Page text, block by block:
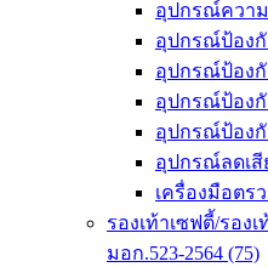
อุปกรณ์ควา
อุปกรณ์ป้องกั
อุปกรณ์ป้องกั
อุปกรณ์ป้อง
อุปกรณ์ป้อง
อุปกรณ์ลดเสี
เครื่องมือตร
รองเท้าเซฟตี้/รอง
มอก.523-2564 (75)